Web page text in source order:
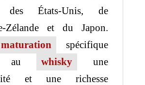
des États-Unis, de
Zélande et du Japon.
maturation
spécifique
au
whisky
une
et une richesse